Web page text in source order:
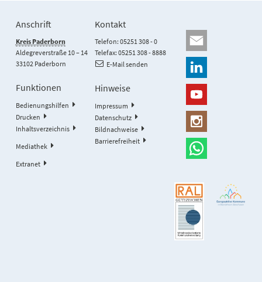
Anschrift
Kreis Paderborn
Aldegreverstraße 10 – 14
33102 Paderborn
Kontakt
Telefon: 05251 308 - 0
Telefax: 05251 308 - 8888
E-Mail senden
Funktionen
Bedienungshilfen
Drucken
Inhaltsverzeichnis
Mediathek
Extranet
Hinweise
Impressum
Datenschutz
Bildnachweise
Barrierefreiheit